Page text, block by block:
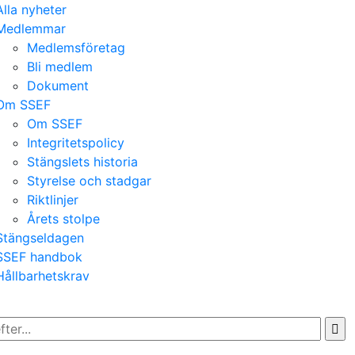
nyheter
Medlemsföretag
Bli medlem
Dokument
SSEF
Om SSEF
Integritetspolicy
Stängslets historia
Styrelse och stadgar
Riktlinjer
Årets stolpe
handbok